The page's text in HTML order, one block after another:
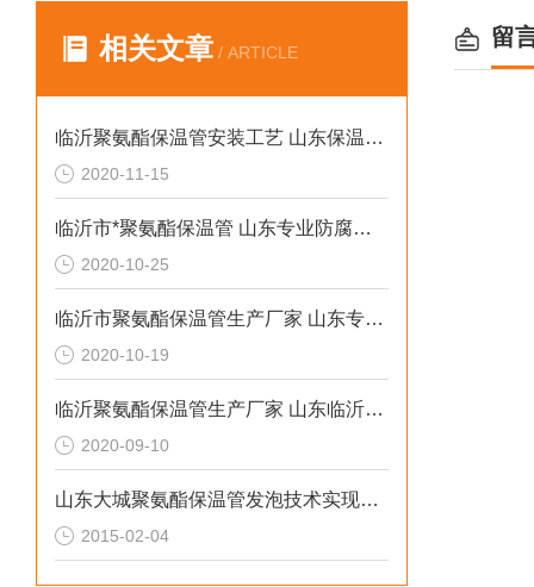
相关文章 / ARTICLE
临沂聚氨酯保温管安装工艺 山东保温管生产厂家
2020-11-15
临沂市*聚氨酯保温管 山东专业防腐保温材料
2020-10-25
临沂市聚氨酯保温管生产厂家 山东专业防腐保温材料
2020-10-19
临沂聚氨酯保温管生产厂家 山东临沂保温管报价
2020-09-10
山东大城聚氨酯保温管发泡技术实现新突破
2015-02-04
留